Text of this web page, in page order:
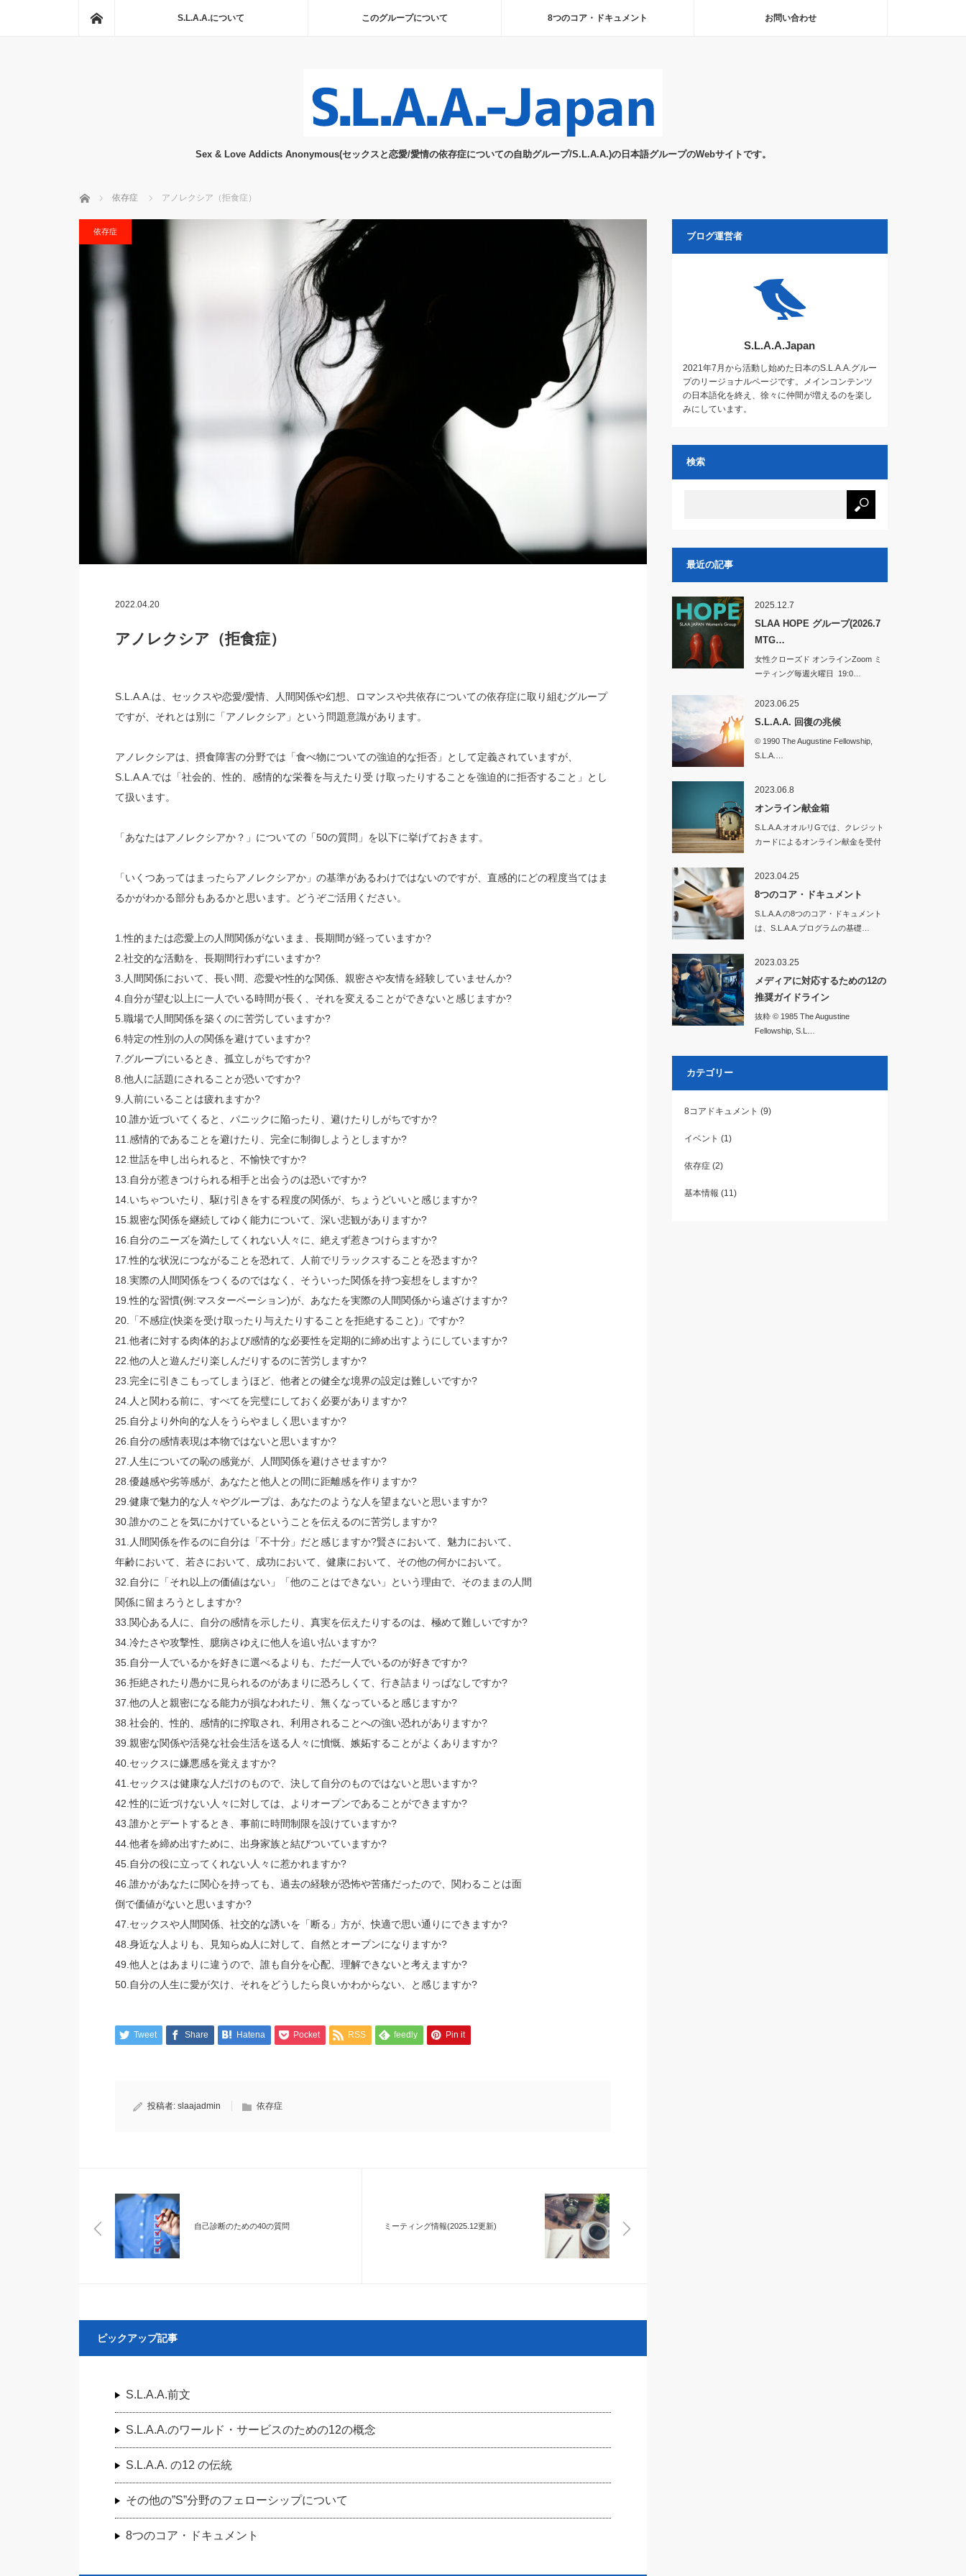
S.L.A.A.について このグループについて 8つのコア・ドキュメント お問い合わせ
Sex & Love Addicts Anonymous(セックスと恋愛/愛情の依存症についての自助グループ/S.L.A.A.)の日本語グループのWebサイトです。
ホーム 依存症 アノレクシア（拒食症）
依存症
2022.04.20
アノレクシア（拒食症）
S.L.A.A.は、セックスや恋愛/愛情、人間関係や幻想、ロマンスや共依存についての依存症に取り組むグループ
ですが、それとは別に「アノレクシア」という問題意識があります。
アノレクシアは、摂食障害の分野では「食べ物についての強迫的な拒否」として定義されていますが、
S.L.A.A.では「社会的、性的、感情的な栄養を与えたり受 け取ったりすることを強迫的に拒否すること」とし
て扱います。
「あなたはアノレクシアか？」についての「50の質問」を以下に挙げておきます。
「いくつあってはまったらアノレクシアか」の基準があるわけではないのですが、直感的にどの程度当てはま
るかがわかる部分もあるかと思います。どうぞご活用ください。
1.性的または恋愛上の人間関係がないまま、⻑期間が経っていますか?
2.社交的な活動を、⻑期間行わずにいますか?
3.人間関係において、⻑い間、恋愛や性的な関係、親密さや友情を経験していませんか?
4.自分が望む以上に一人でいる時間が⻑く、それを変えることができないと感じますか?
5.職場で人間関係を築くのに苦労していますか?
6.特定の性別の人の関係を避けていますか?
7.グループにいるとき、孤立しがちですか?
8.他人に話題にされることが恐いですか?
9.人前にいることは疲れますか?
10.誰か近づいてくると、パニックに陥ったり、避けたりしがちですか?
11.感情的であることを避けたり、完全に制御しようとしますか?
12.世話を申し出られると、不愉快ですか?
13.自分が惹きつけられる相手と出会うのは恐いですか?
14.いちゃついたり、駆け引きをする程度の関係が、ちょうどいいと感じますか?
15.親密な関係を継続してゆく能力について、深い悲観がありますか?
16.自分のニーズを満たしてくれない人々に、絶えず惹きつけらますか?
17.性的な状況につながることを恐れて、人前でリラックスすることを恐ますか?
18.実際の人間関係をつくるのではなく、そういった関係を持つ妄想をしますか?
19.性的な習慣(例:マスターベーション)が、あなたを実際の人間関係から遠ざけますか?
20.「不感症(快楽を受け取ったり与えたりすることを拒絶すること)」ですか?
21.他者に対する肉体的および感情的な必要性を定期的に締め出すようにしていますか?
22.他の人と遊んだり楽しんだりするのに苦労しますか?
23.完全に引きこもってしまうほど、他者との健全な境界の設定は難しいですか?
24.人と関わる前に、すべてを完璧にしておく必要がありますか?
25.自分より外向的な人をうらやましく思いますか?
26.自分の感情表現は本物ではないと思いますか?
27.人生についての恥の感覚が、人間関係を避けさせますか?
28.優越感や劣等感が、あなたと他人との間に距離感を作りますか?
29.健康で魅力的な人々やグループは、あなたのような人を望まないと思いますか?
30.誰かのことを気にかけているということを伝えるのに苦労しますか?
31.人間関係を作るのに自分は「不十分」だと感じますか?賢さにおいて、魅力において、
年齢において、若さにおいて、成功において、健康において、その他の何かにおいて。
32.自分に「それ以上の価値はない」「他のことはできない」という理由で、そのままの人間
関係に留まろうとしますか?
33.関心ある人に、自分の感情を示したり、真実を伝えたりするのは、極めて難しいですか?
34.冷たさや攻撃性、臆病さゆえに他人を追い払いますか?
35.自分一人でいるかを好きに選べるよりも、ただ一人でいるのが好きですか?
36.拒絶されたり愚かに見られるのがあまりに恐ろしくて、行き詰まりっぱなしですか?
37.他の人と親密になる能力が損なわれたり、無くなっていると感じますか?
38.社会的、性的、感情的に搾取され、利用されることへの強い恐れがありますか?
39.親密な関係や活発な社会生活を送る人々に憤慨、嫉妬することがよくありますか?
40.セックスに嫌悪感を覚えますか?
41.セックスは健康な人だけのもので、決して自分のものではないと思いますか?
42.性的に近づけない人々に対しては、よりオープンであることができますか?
43.誰かとデートするとき、事前に時間制限を設けていますか?
44.他者を締め出すために、出身家族と結びついていますか?
45.自分の役に立ってくれない人々に惹かれますか?
46.誰かがあなたに関心を持っても、過去の経験が恐怖や苦痛だったので、関わることは面
倒で価値がないと思いますか?
47.セックスや人間関係、社交的な誘いを「断る」方が、快適で思い通りにできますか?
48.身近な人よりも、見知らぬ人に対して、自然とオープンになりますか?
49.他人とはあまりに違うので、誰も自分を心配、理解できないと考えますか?
50.自分の人生に愛が欠け、それをどうしたら良いかわからない、と感じますか?
Tweet Share Hatena Pocket RSS feedly Pin it
投稿者: slaajadmin 依存症
自己診断のための40の質問 ミーティング情報(2025.12更新)
ピックアップ記事
S.L.A.A.前文
S.L.A.A.のワールド・サービスのための12の概念
S.L.A.A. の12 の伝統
その他の”S”分野のフェローシップについて
8つのコア・ドキュメント
ブログ運営者
S.L.A.A.Japan
2021年7月から活動し始めた日本のS.L.A.A.グルー
プのリージョナルページです。メインコンテンツ
の日本語化を終え、徐々に仲間が増えるのを楽し
みにしています。
検索
最近の記事
2025.12.7
SLAA HOPE グループ(2026.7
MTG…
女性クローズド オンラインZoom ミ
ーティング毎週火曜日 19:0…
2023.06.25
S.L.A.A. 回復の兆候
© 1990 The Augustine Fellowship,
S.L.A.…
2023.06.8
オンライン献金箱
S.L.A.A.オオルリGでは、クレジット
カードによるオンライン献金を受付
2023.04.25
8つのコア・ドキュメント
S.L.A.A.の8つのコア・ドキュメント
は、S.L.A.A.プログラムの基礎…
2023.03.25
メディアに対応するための12の
推奨ガイドライン
抜粋 © 1985 The Augustine
Fellowship, S.L…
カテゴリー
8コアドキュメント (9)
イベント (1)
依存症(2)
基本情報 (11)